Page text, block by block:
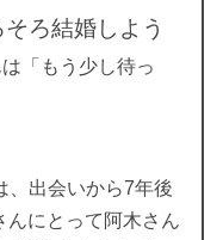
そろ結婚しよう
「もう少し待っ
、出会いから7年後
んにとって阿木さん